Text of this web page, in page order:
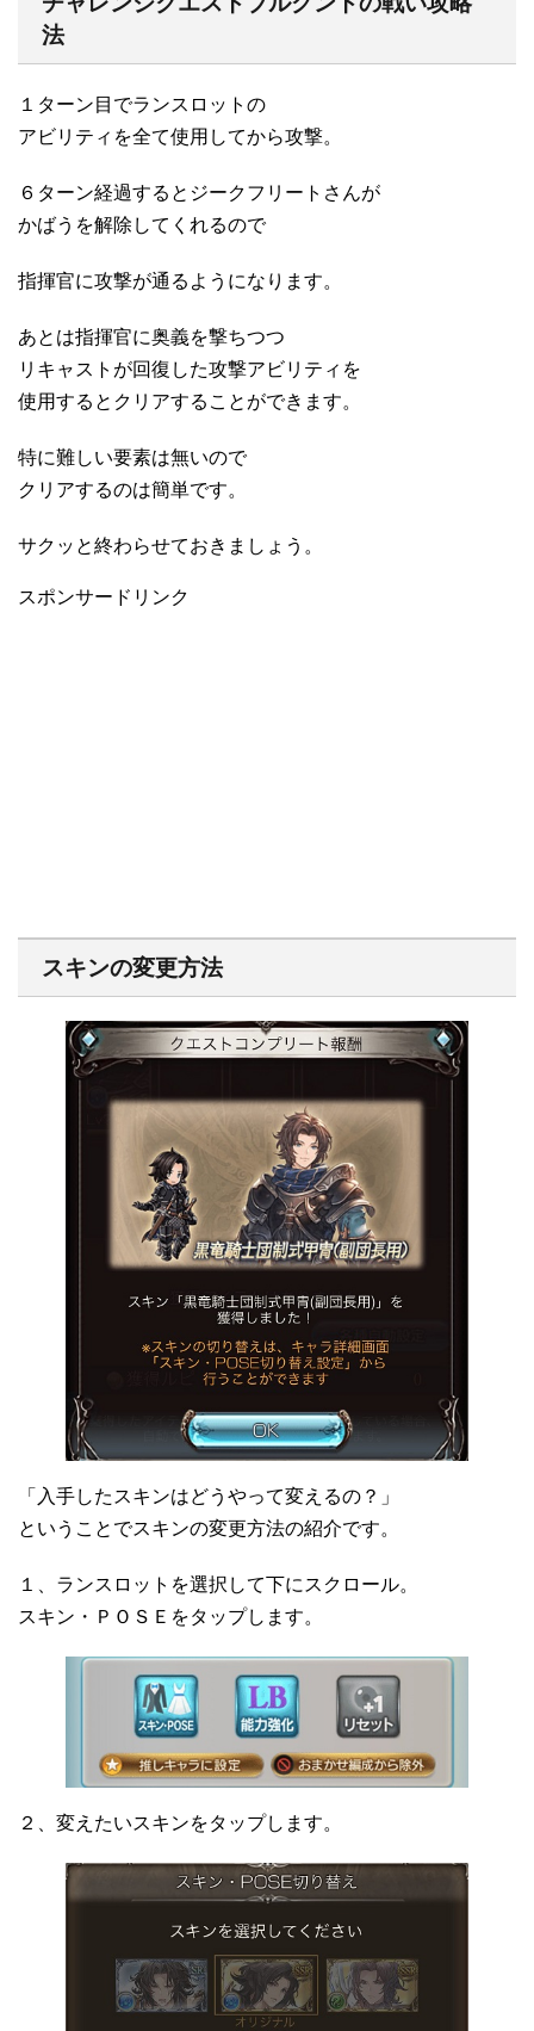
法
１ターン目でランスロットの
アビリティを全て使用してから攻撃。
６ターン経過するとジークフリートさんが
かばうを解除してくれるので
指揮官に攻撃が通るようになります。
あとは指揮官に奥義を撃ちつつ
リキャストが回復した攻撃アビリティを
使用するとクリアすることができます。
特に難しい要素は無いので
クリアするのは簡単です。
サクッと終わらせておきましょう。
スポンサードリンク
スキンの変更方法
「入手したスキンはどうやって変えるの？」
ということでスキンの変更方法の紹介です。
１、ランスロットを選択して下にスクロール。
スキン・ＰＯＳＥをタップします。
２、変えたいスキンをタップします。